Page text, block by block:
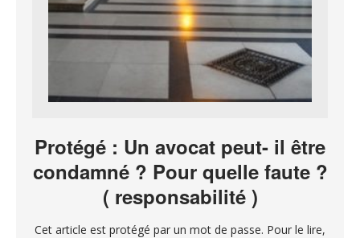
Protégé : Un avocat peut- il être
condamné ? Pour quelle faute ?
( responsabilité )
Cet article est protégé par un mot de passe. Pour le lire,